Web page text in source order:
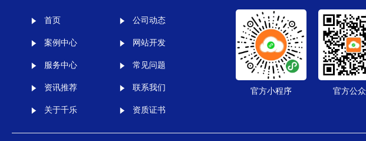
首页
案例中心
服务中心
资讯推荐
关于千乐
公司动态
网站开发
常见问题
联系我们
资质证书
官方小程序 官方公